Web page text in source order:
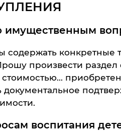
имущественным
конкретные
произвести
стоимостью...
воспитания